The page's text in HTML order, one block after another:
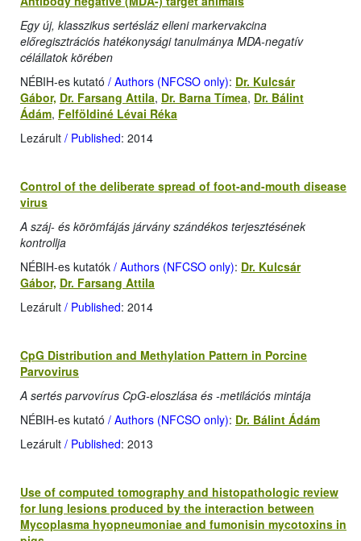
Egy új, klasszikus sertésláz elleni markervakcina
előregisztrációs hatékonysági tanulmánya MDA-negatív
célállatok körében
NÉBIH-es kutató / Authors (NFCSO only): Dr. Kulcsár
Gábor, Dr. Farsang Attila, Dr. Barna Tímea, Dr. Bálint
Ádám, Felföldiné Lévai Réka
Lezárult / Published: 2014
Control of the deliberate spread of foot-and-mouth disease
virus
A száj- és körömfájás járvány szándékos terjesztésének
kontrollja
NÉBIH-es kutatók / Authors (NFCSO only): Dr. Kulcsár
Gábor, Dr. Farsang Attila
Lezárult / Published: 2014
CpG Distribution and Methylation Pattern in Porcine
Parvovirus
A sertés parvovírus CpG-eloszlása és -metilációs mintája
NÉBIH-es kutató / Authors (NFCSO only): Dr. Bálint Ádám
Lezárult / Published: 2013
Use of computed tomography and histopathologic review
for lung lesions produced by the interaction between
Mycoplasma hyopneumoniae and fumonisin mycotoxins in